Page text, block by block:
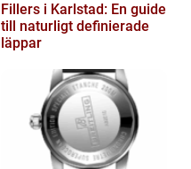
Fillers i Karlstad: En guide
till naturligt definierade
läppar